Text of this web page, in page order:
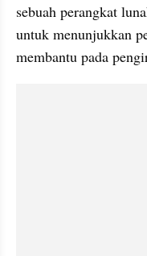
sebuah perangkat
untuk menunjukkan
membantu pada